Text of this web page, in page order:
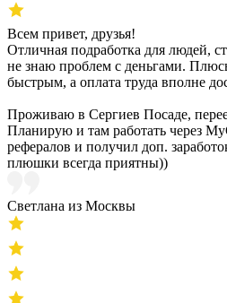
Всем привет, друзья!
Отличная подработка для людей,
не знаю проблем с деньгами.
быстрым, а оплата труда вполне
Проживаю в Сергиев Посаде,
Планирую и там работать через
рефералов и получил доп.
плюшки всегда приятны))
Светлана из Москвы